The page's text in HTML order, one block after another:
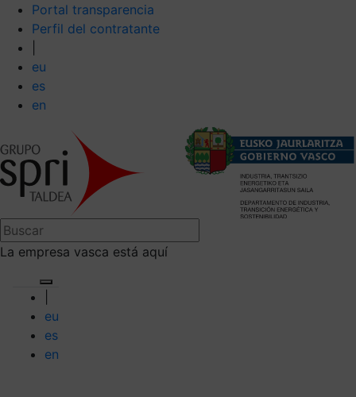
Portal transparencia
Perfil del contratante
eu
es
en
La empresa vasca está aquí
eu
es
en